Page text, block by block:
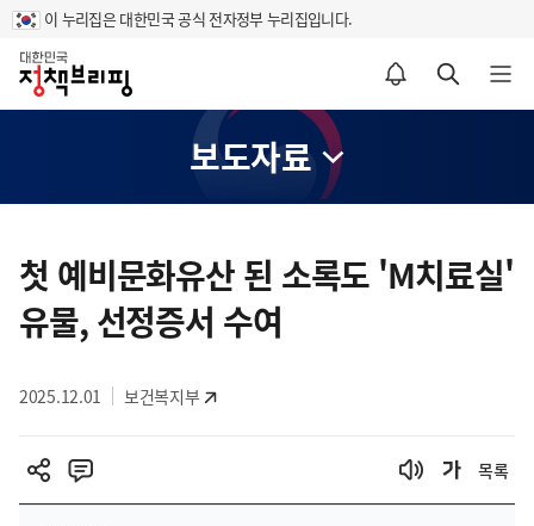
이 누리집은 대한민국 공식 전자정부 누리집입니다.
홈
알림설정 바로가기 검색 바로가기 메뉴 열기
보도자료
텐
츠
영
첫 예비문화유산 된 소록도 'M치료실'
유물, 선정증서 수여
2025.12.01 보건복지부
목록